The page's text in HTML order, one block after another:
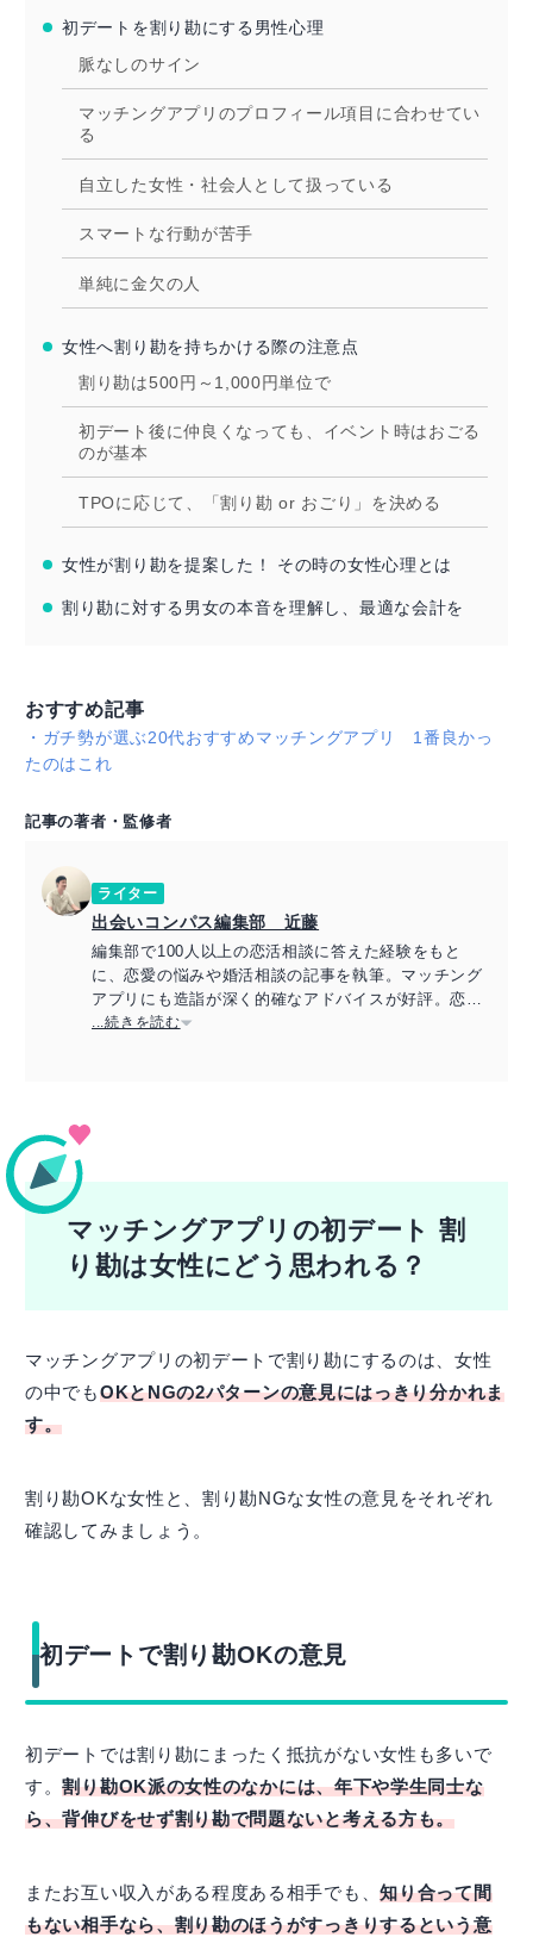
初デートを割り勘にする男性心理
脈なしのサイン
マッチングアプリのプロフィール項目に合わせてい
る
自立した女性・社会人として扱っている
スマートな行動が苦手
単純に金欠の人
女性へ割り勘を持ちかける際の注意点
割り勘は500円～1,000円単位で
初デート後に仲良くなっても、イベント時はおごる
のが基本
TPOに応じて、「割り勘 or おごり」を決める
女性が割り勘を提案した！ その時の女性心理とは
割り勘に対する男女の本音を理解し、最適な会計を
おすすめ記事
・ ガチ勢が選ぶ20代おすすめマッチングアプリ 1番良かっ
たのはこれ
記事の著者・監修者
ライター
出会いコンパス編集部 近藤
編集部で100人以上の恋活相談に答えた経験をもと
に、恋愛の悩みや婚活相談の記事を執筆。マッチング
アプリにも造詣が深く的確なアドバイスが好評。恋愛
アドバイザーの資格保持。
...続きを読む
マッチングアプリの初デート 割
り勘は女性にどう思われる？
マッチングアプリの初デートで割り勘にするのは、女性
の中でもOKとNGの2パターンの意見にはっきり分かれま
す。
割り勘OKな女性と、割り勘NGな女性の意見をそれぞれ
確認してみましょう。
初デートで割り勘OKの意見
初デートでは割り勘にまったく抵抗がない女性も多いで
す。割り勘OK派の女性のなかには、年下や学生同士な
ら、背伸びをせず割り勘で問題ないと考える方も。
またお互い収入がある程度ある相手でも、知り合って間
もない相手なら、割り勘のほうがすっきりするという意